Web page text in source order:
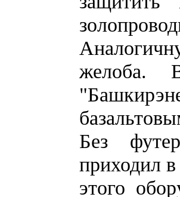
желоба.
Без
приходил
этого